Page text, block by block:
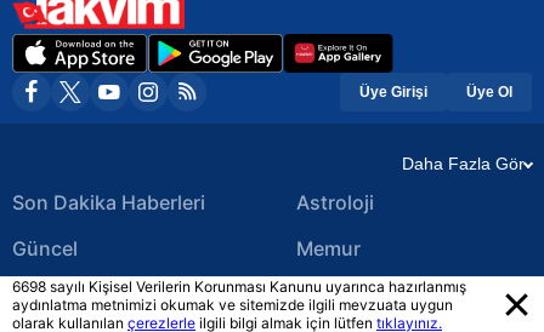
Üye Girişi Üye Ol
Daha Fazla Gör
Son Dakika Haberleri
Güncel
Ekonomi Haberleri
Astroloji
Memur
Yerel Haberler
6698 sayılı Kişisel Verilerin Korunması Kanunu uyarınca hazırlanmış
aydınlatma metnimizi okumak ve sitemizde ilgili mevzuata uygun
olarak kullanılan çerezlerle ilgili bilgi almak için lütfen tıklayınız.